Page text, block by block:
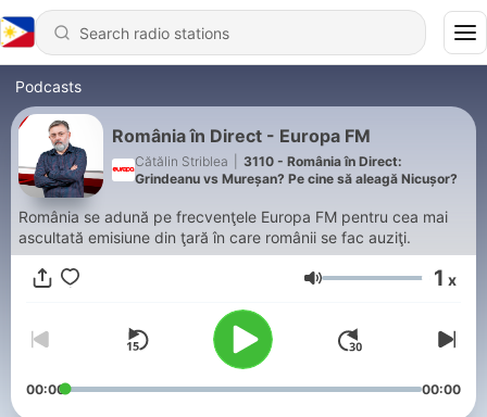
Podcasts
România în Direct - Europa FM
Cătălin Striblea
3110 - România în Direct:
Grindeanu vs Mureșan? Pe cine să aleagă Nicușor?
România se adună pe frecvenţele Europa FM pentru cea mai
ascultată emisiune din ţară în care românii se fac auziţi.
Volume 1 x
00:00 00:00